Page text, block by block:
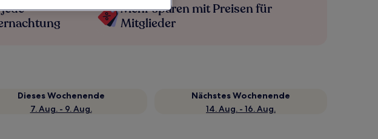
Mehr sparen mit Preisen für
Mitglieder
Dieses Wochenende
7. Aug. - 9. Aug.
Nächstes Wochenende
14. Aug. - 16. Aug.